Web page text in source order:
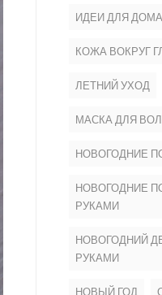
ИДЕИ ДЛЯ
КОЖА ВОКРУГ
ЛЕТНИЙ УХОД
МАСКА ДЛЯ
НОВОГОДНИЕ
НОВОГОДНИЕ
РУКАМИ
НОВОГОДНИЙ
РУКАМИ
НОВЫЙ ГОД